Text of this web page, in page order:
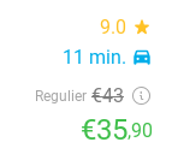
9.0 star
11 min. directions_car
Regulier €43
€35,90